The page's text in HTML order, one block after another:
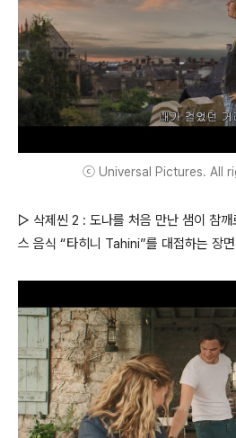
ⓒ Universal Pictures. All
▷ 삭제씬 2 : 도나를 처음 만난 샘이 참깨
스 음식 “타히니 Tahini”를 대접하는 장